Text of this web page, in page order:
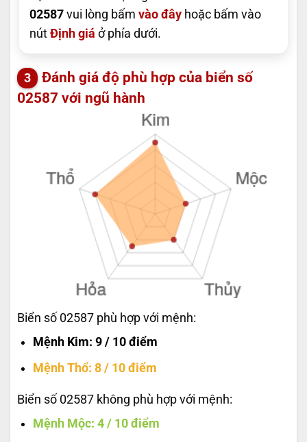
02587 vui lòng bấm vào đây hoặc bấm vào
nút Định giá ở phía dưới.
Đánh giá độ phù hợp của biển số
02587 với ngũ hành
Biển số 02587 phù hợp với mệnh:
Mệnh Kim: 9 / 10 điểm
Mệnh Thổ: 8 / 10 điểm
Biển số 02587 không phù hợp với mệnh:
Mệnh Mộc: 4 / 10 điểm